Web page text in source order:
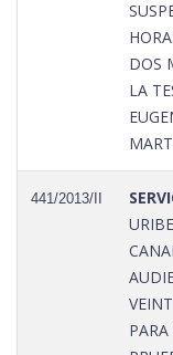
DOS
LA
441/2013/II